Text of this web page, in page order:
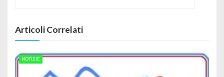
Articoli Correlati
NOTIZIE